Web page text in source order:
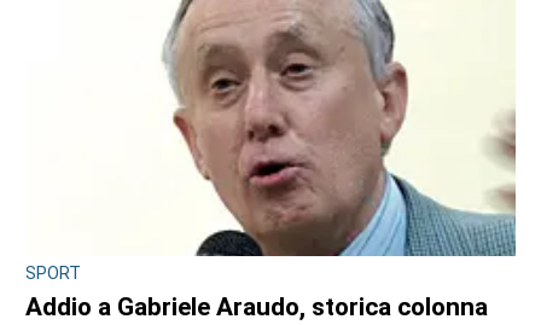
SPORT
Addio a Gabriele Araudo, storica colonna